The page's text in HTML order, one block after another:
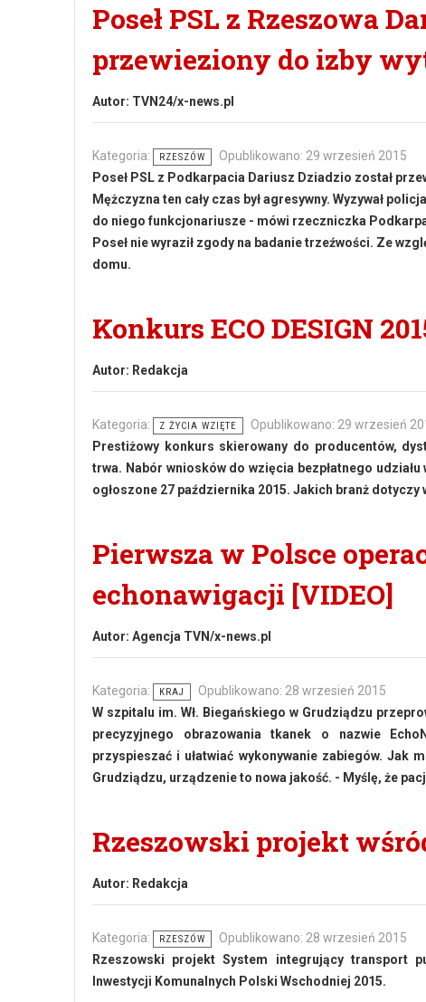
Poseł PSL z Rzeszowa
przewieziony do izby
Autor: TVN24/x-news.pl
Kategoria: RZESZÓW
Opublikowano: 29 wrzesień 2015
Poseł PSL z Podkarpacia Dariusz Dziadzio został
Mężczyzna ten cały czas był agresywny. Wyzywał
do niego funkcjonariusze - mówi rzeczniczka
Poseł nie wyraził zgody na badanie trzeźwości. Ze
domu.
Konkurs ECO DESIGN
Autor: Redakcja
Kategoria: Z ŻYCIA WZIĘTE
Opublikowano: 29 wrzesień
Prestiżowy konkurs skierowany do producentów,
trwa. Nabór wniosków do wzięcia bezpłatnego
ogłoszone 27 października 2015. Jakich branż dotyczy
Pierwsza w Polsce
echonawigacji [VIDEO]
Autor: Agencja TVN/x-news.pl
Kategoria: KRAJ
Opublikowano: 28 wrzesień 2015
W szpitalu im. Wł. Biegańskiego w Grudziądzu
precyzyjnego obrazowania tkanek o nazwie
przyspieszać i ułatwiać wykonywanie zabiegów.
Grudziądzu, urządzenie to nowa jakość. - Myślę, że
Rzeszowski projekt
Autor: Redakcja
Kategoria: RZESZÓW
Opublikowano: 28 wrzesień 2015
Rzeszowski projekt System integrujący transport
Inwestycji Komunalnych Polski Wschodniej 2015.